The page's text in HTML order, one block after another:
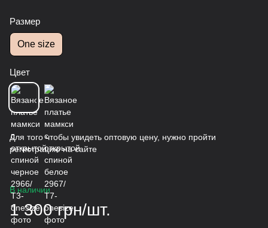
Размер
One size
Цвет
Для того чтобы увидеть оптовую цену, нужно пройти
регистрацию на сайте
В наличии
1 300 грн/шт.